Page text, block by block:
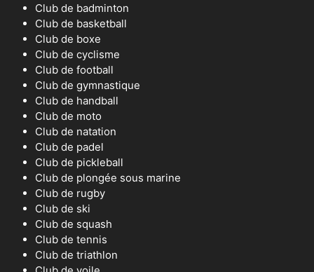
Club de badminton
Club de basketball
Club de boxe
Club de cyclisme
Club de football
Club de gymnastique
Club de handball
Club de moto
Club de natation
Club de padel
Club de pickleball
Club de plongée sous marine
Club de rugby
Club de ski
Club de squash
Club de tennis
Club de triathlon